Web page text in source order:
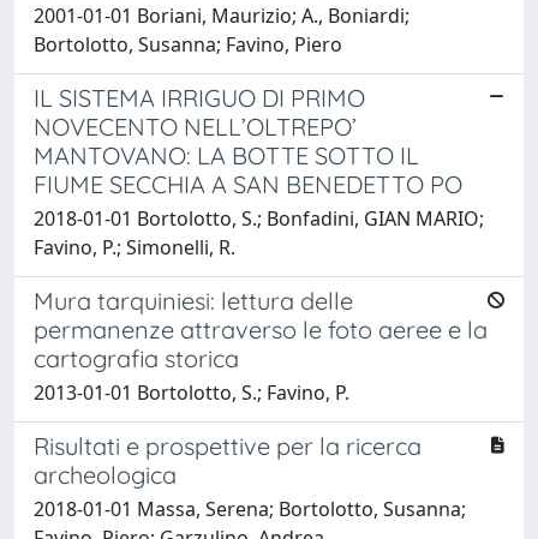
2001-01-01 Boriani, Maurizio; A., Boniardi;
Bortolotto, Susanna; Favino, Piero
IL SISTEMA IRRIGUO DI PRIMO
NOVECENTO NELL’OLTREPO’
MANTOVANO: LA BOTTE SOTTO IL
FIUME SECCHIA A SAN BENEDETTO PO
2018-01-01 Bortolotto, S.; Bonfadini, GIAN MARIO;
Favino, P.; Simonelli, R.
Mura tarquiniesi: lettura delle
permanenze attraverso le foto aeree e la
cartografia storica
2013-01-01 Bortolotto, S.; Favino, P.
Risultati e prospettive per la ricerca
archeologica
2018-01-01 Massa, Serena; Bortolotto, Susanna;